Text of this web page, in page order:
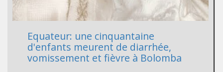
Equateur: une cinquantaine
d'enfants meurent de diarrhée,
vomissement et fièvre à Bolomba